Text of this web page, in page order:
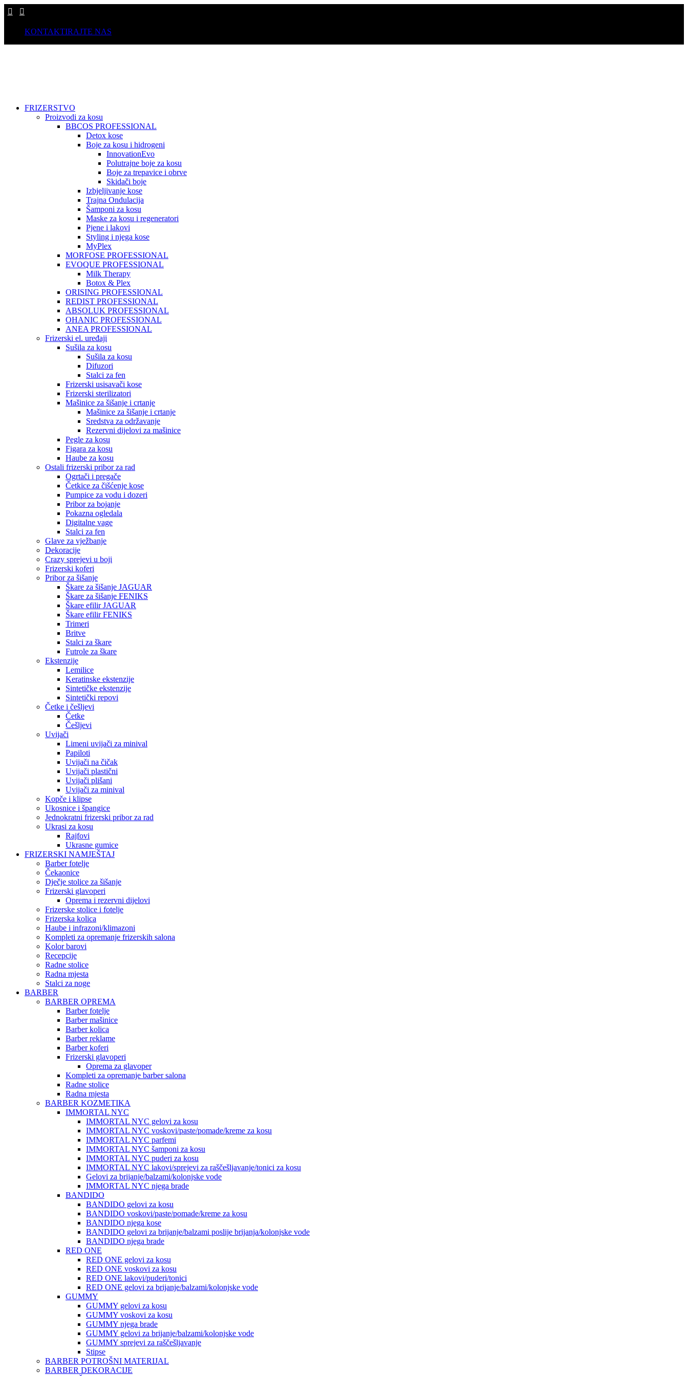
KONTAKTIRAJTE NAS
FRIZERSTVO
Proizvodi za kosu
BBCOS PROFESSIONAL
Detox kose
Boje za kosu i hidrogeni
InnovationEvo
Polutrajne boje za kosu
Boje za trepavice i obrve
Skidači boje
Izbjeljivanje kose
Trajna Ondulacija
Šamponi za kosu
Maske za kosu i regeneratori
Pjene i lakovi
Styling i njega kose
MyPlex
MORFOSE PROFESSIONAL
EVOQUE PROFESSIONAL
Milk Therapy
Botox & Plex
ORISING PROFESSIONAL
REDIST PROFESSIONAL
ABSOLUK PROFESSIONAL
OHANIC PROFESSIONAL
ANEA PROFESSIONAL
Frizerski el. uređaji
Sušila za kosu
Sušila za kosu
Difuzori
Stalci za fen
Frizerski usisavači kose
Frizerski sterilizatori
Mašinice za šišanje i crtanje
Mašinice za šišanje i crtanje
Sredstva za održavanje
Rezervni dijelovi za mašinice
Pegle za kosu
Figara za kosu
Haube za kosu
Ostali frizerski pribor za rad
Ogrtači i pregače
Četkice za čišćenje kose
Pumpice za vodu i dozeri
Pribor za bojanje
Pokazna ogledala
Digitalne vage
Stalci za fen
Glave za vježbanje
Dekoracije
Crazy sprejevi u boji
Frizerski koferi
Pribor za šišanje
Škare za šišanje JAGUAR
Škare za šišanje FENIKS
Škare efilir JAGUAR
Škare efilir FENIKS
Trimeri
Britve
Stalci za škare
Futrole za škare
Ekstenzije
Lemilice
Keratinske ekstenzije
Sintetičke ekstenzije
Sintetički repovi
Četke i češljevi
Četke
Češljevi
Uvijači
Limeni uvijači za minival
Papiloti
Uvijači na čičak
Uvijači plastični
Uvijači plišani
Uvijači za minival
Kopče i klipse
Ukosnice i špangice
Jednokratni frizerski pribor za rad
Ukrasi za kosu
Rajfovi
Ukrasne gumice
FRIZERSKI NAMJEŠTAJ
Barber fotelje
Čekaonice
Dječje stolice za šišanje
Frizerski glavoperi
Oprema i rezervni dijelovi
Frizerske stolice i fotelje
Frizerska kolica
Haube i infrazoni/klimazoni
Kompleti za opremanje frizerskih salona
Kolor barovi
Recepcije
Radne stolice
Radna mjesta
Stalci za noge
BARBER
BARBER OPREMA
Barber fotelje
Barber mašinice
Barber kolica
Barber reklame
Barber koferi
Frizerski glavoperi
Oprema za glavoper
Kompleti za opremanje barber salona
Radne stolice
Radna mjesta
BARBER KOZMETIKA
IMMORTAL NYC
IMMORTAL NYC gelovi za kosu
IMMORTAL NYC voskovi/paste/pomade/kreme za kosu
IMMORTAL NYC parfemi
IMMORTAL NYC šamponi za kosu
IMMORTAL NYC puderi za kosu
IMMORTAL NYC lakovi/sprejevi za raščešljavanje/tonici za kosu
Gelovi za brijanje/balzami/kolonjske vode
IMMORTAL NYC njega brade
BANDIDO
BANDIDO gelovi za kosu
BANDIDO voskovi/paste/pomade/kreme za kosu
BANDIDO njega kose
BANDIDO gelovi za brijanje/balzami poslije brijanja/kolonjske vode
BANDIDO njega brade
RED ONE
RED ONE gelovi za kosu
RED ONE voskovi za kosu
RED ONE lakovi/puderi/tonici
RED ONE gelovi za brijanje/balzami/kolonjske vode
GUMMY
GUMMY gelovi za kosu
GUMMY voskovi za kosu
GUMMY njega brade
GUMMY gelovi za brijanje/balzami/kolonjske vode
GUMMY sprejevi za raščešljavanje
Stipse
BARBER POTROŠNI MATERIJAL
BARBER DEKORACIJE